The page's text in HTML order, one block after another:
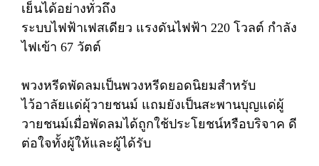
เย็นได้อย่างทั่วถึง
ระบบไฟฟ้าเฟสเดียว แรงดันไฟฟ้า 220 โวลต์ กำลัง
ไฟเข้า 67 วัตต์
พวงหรีดพัดลมเป็นพวงหรีดยอดนิยมสำหรับ
ไว้อาลัยแด่ผุ้วายชนม์ แถมยังเป็นสะพานบุญแด่ผู้
วายชนม์เมื่อพัดลมได้ถูกใช้ประโยชน์หรือบริจาค ดี
ต่อใจทั้งผู้ให้และผู้ได้รับ